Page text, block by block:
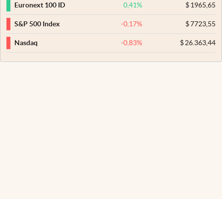
Euronext 100 ID 0,41% $1965,65
S&P 500 Index -0,17% $7723,55
Nasdaq -0,83% $26.363,44